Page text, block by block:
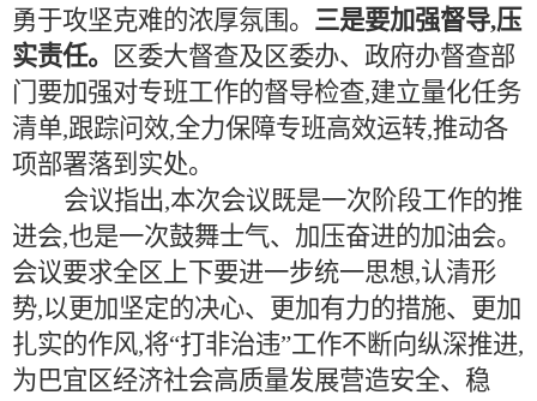
勇于攻坚克难的浓厚氛围。 三是要加强督导,压
实责任。
区委大督查及区委办、政府办督查部
门要加强对专班工作的督导检查,建立量化任务
清单,跟踪问效,全力保障专班高效运转,推动各
项部署落到实处。
会议指出,本次会议既是一次阶段工作的推
进会,也是一次鼓舞士气、加压奋进的加油会。
会议要求全区上下要进一步统一思想,认清形
势,以更加坚定的决心、更加有力的措施、更加
扎实的作风,将“打非治违”工作不断向纵深推进,
为巴宜区经济社会高质量发展营造安全、稳